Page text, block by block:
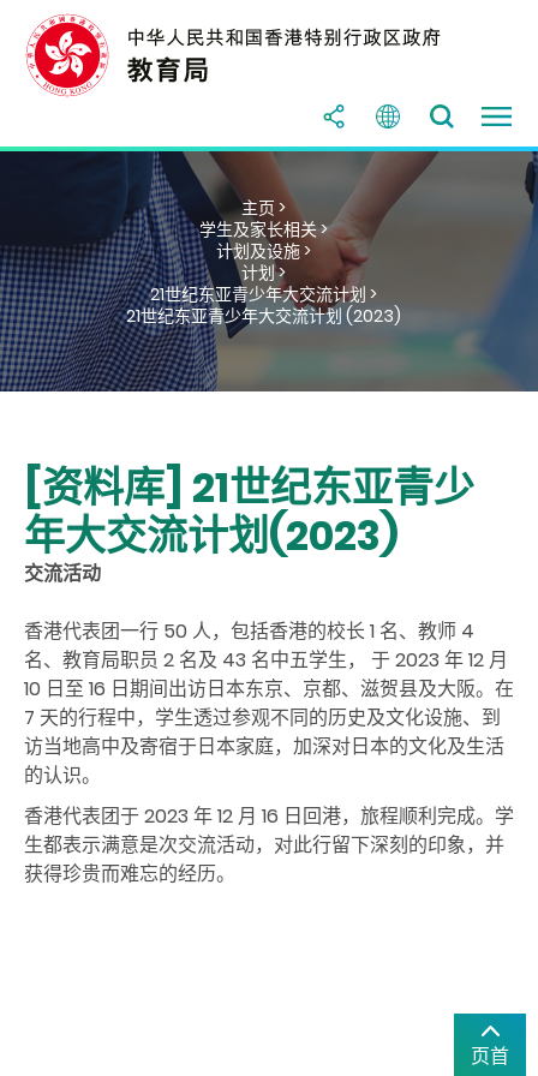
主页 >
学生及家长相关 >
计划及设施 >
计划 >
21世纪东亚青少年大交流计划 >
21世纪东亚青少年大交流计划 (2023)
[资料库] 21世纪东亚青少
年大交流计划(2023)
交流活动
香港代表团一行 50 人，包括香港的校长1 名、教师 4
名、教育局职员 2 名及 43 名中五学生， 于2023 年12 月
10 日至16 日期间出访日本东京、京都、滋贺县及大阪。在
7 天的行程中，学生透过参观不同的历史及文化设施、到
访当地高中及寄宿于日本家庭，加深对日本的文化及生活
的认识。
香港代表团于2023 年12 月 16 日回港，旅程顺利完成。学
生都表示满意是次交流活动，对此行留下深刻的印象，并
获得珍贵而难忘的经历。
页首